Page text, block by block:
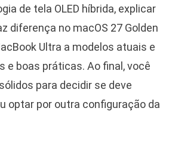
de tela OLED híbrida, explicar
diferença no macOS 27 Golden
Ultra a modelos atuais e
e boas práticas. Ao final, você
para decidir se deve
optar por outra configuração da